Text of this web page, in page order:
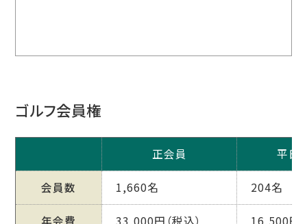
ゴルフ会員権
正会員 平日
会員数 1,660名 204名